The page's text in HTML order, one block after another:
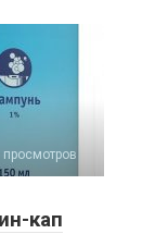
просмотров
кап